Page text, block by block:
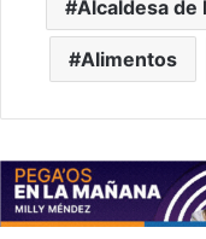
Alcaldesa de
Alimentos